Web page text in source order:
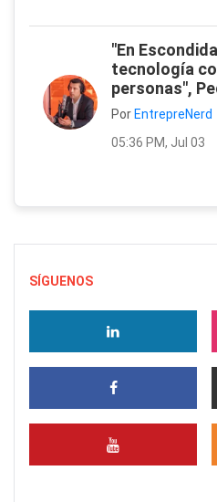
"En
tecnología
personas",
Por EntrepreNerd
05:36 PM, Jul 03
SÍGUENOS